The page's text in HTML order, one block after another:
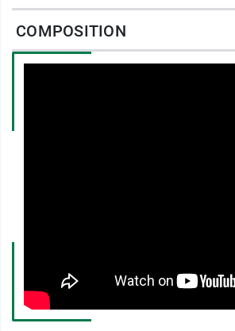
Teneur en sucres : 3,70 g / 5 ml
COMPOSITION